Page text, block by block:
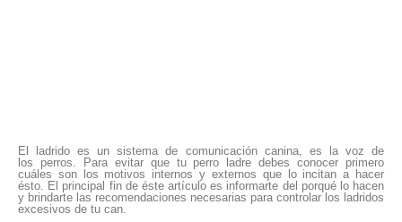
El ladrido es un sistema de comunicación canina, es la voz de
los perros. Para evitar que tu perro ladre debes conocer primero
cuáles son los motivos internos y externos que lo incitan a hacer
ésto. El principal fin de éste artículo es informarte del porqué lo hacen
y brindarte las recomendaciones necesarias para controlar los ladridos
excesivos de tu can.